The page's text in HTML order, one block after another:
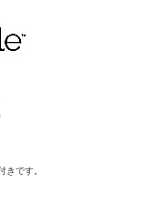
です。